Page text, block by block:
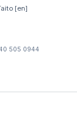
[en]
505 0944